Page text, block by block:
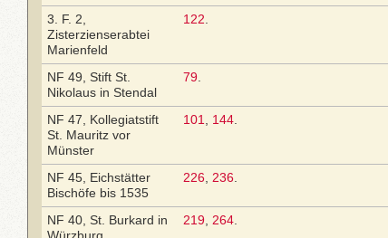
3. F. 2,
Zisterzienserabtei
Marienfeld
122
NF 49, Stift St.
Nikolaus in Stendal
79
NF 47, Kollegiatstift
St. Mauritz vor
Münster
101 144
NF 45, Eichstätter
Bischöfe bis 1535
226 236
NF 40, St. Burkard in
219 264